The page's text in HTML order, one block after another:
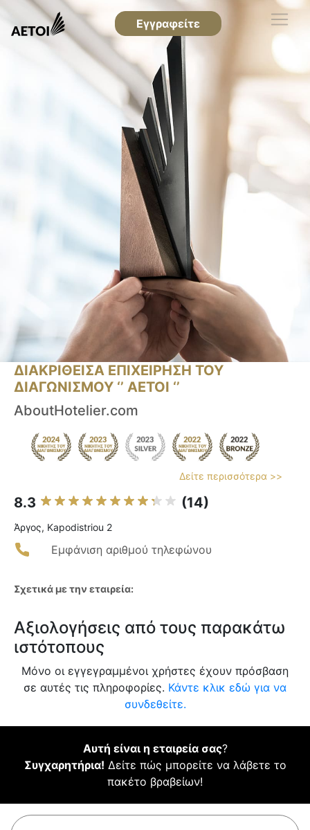
Εγγραφείτε
ΔΙΑΚΡΙΘΕΙΣΑ ΕΠΙΧΕΙΡΗΣΗ ΤΟΥ
ΔΙΑΓΩΝΙΣΜΟΥ ‘’ ΑΕΤΟΙ ‘’
AboutHotelier.com
Δείτε περισσότερα >>
8.3 (14)
Άργος, Kapodistriou 2
Εμφάνιση αριθμού τηλεφώνου
Σχετικά με την εταιρεία:
Αξιολογήσεις από τους παρακάτω
ιστότοπους
Μόνο οι εγγεγραμμένοι χρήστες έχουν πρόσβαση
σε αυτές τις πληροφορίες. Κάντε κλικ εδώ για να
συνδεθείτε.
Αυτή είναι η εταιρεία σας?
Συγχαρητήρια! Δείτε πώς μπορείτε να λάβετε το
πακέτο βραβείων!